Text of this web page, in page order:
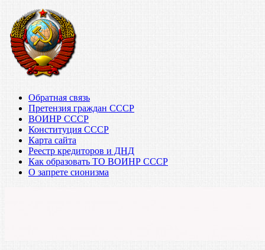
Обратная связь
Претензия граждан СССР
ВОИНР СССР
Конституция СССР
Карта сайта
Реестр кредиторов и ДНД
Как образовать ТО ВОИНР СССР
О запрете сионизма